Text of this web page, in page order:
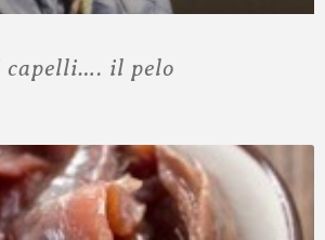
capelli…. il pelo